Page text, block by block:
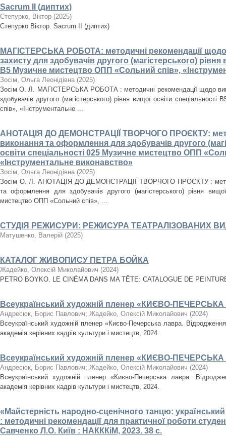
Sacrum II (диптих)
Степурко, Віктор (2025)
Степурко Віктор. Sacrum II (диптих)
МАГІСТЕРСЬКА РОБОТА: методичні рекомендації
захисту для здобувачів другого (магістерського) рівня
В5 Музичне мистецтво ОПП «Сольний спів»,
Зосім, Ольга Леонідівна (2025)
Зосім О. Л. МАГІСТЕРСЬКА РОБОТА : методичні рекомендації щодо
здобувачів другого (магістерського) рівня вищої освіти
спів», «Інструментальне ...
АНОТАЦІЯ ДО ДЕМОНСТРАЦІЇ ТВОРЧОГО ПРОЄКТУ:
виконання та оформлення для здобувачів другого
освіти спеціальності 025 Музичне мистецтво ОПП
«Інструментальне виконавство»
Зосім, Ольга Леонідівна (2025)
Зосім О. Л. АНОТАЦІЯ ДО ДЕМОНСТРАЦІЇ ТВОРЧОГО ПРОЄКТУ :
та оформлення для здобувачів другого (магістерського) рівня
мистецтво ОПП «Сольний спів», ...
СТУДІЯ РЕЖИСУРИ: РЕЖИСУРА ТЕАТРАЛІЗОВАНИХ
Матушенко, Валерій (2025)
КАТАЛОГ ЖИВОПИСУ ПЕТРА БОЙКА
Жадейко, Олексій Миколайович (2024)
PETRO BOYKO. LE CINÉMA DANS MA TÊTE: CATALOGUE DE
Всеукраїнський художній пленер «КИЄВО-
Андресюк, Борис Павлович; Жадейко, Олексій Миколайович (2024)
Всеукраїнський художній пленер «Києво-Печерська лавра.
академія керівних кадрів культури і мистецтв, 2024.
Всеукраїнський художній пленер «КИЄВО-
Андресюк, Борис Павлович; Жадейко, Олексій Миколайович (2024)
Всеукраїнський художній пленер «Києво-Печерська лавра.
академія керівних кадрів культури і мистецтв, 2024.
«Майстерність народно-сценічного танцю:
: методичні рекомендації для практичної роботи
Савченко Л.О. Київ : НАКККіМ, 2023. 38 с.